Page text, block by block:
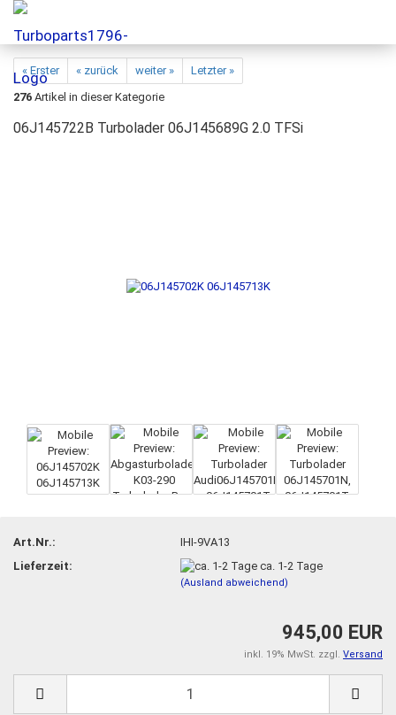
« Erster « zurück weiter »
Letzter »
276 Artikel in dieser Kategorie
06J145722B Turbolader 06J145689G 2.0 TFSi
Art.Nr.:
IHI-9VA13
Lieferzeit:
ca. 1-2 Tage
(Ausland abweichend)
945,00 EUR
inkl. 19% MwSt. zzgl. Versand